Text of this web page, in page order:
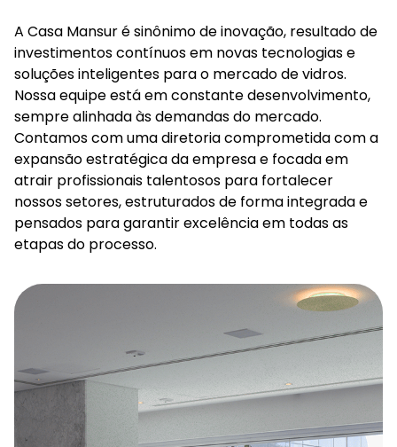
A Casa Mansur é sinônimo de inovação, resultado de
investimentos contínuos em novas tecnologias e
soluções inteligentes para o mercado de vidros.
Nossa equipe está em constante desenvolvimento,
sempre alinhada às demandas do mercado.
Contamos com uma diretoria comprometida com a
expansão estratégica da empresa e focada em
atrair profissionais talentosos para fortalecer
nossos setores, estruturados de forma integrada e
pensados para garantir excelência em todas as
etapas do processo.